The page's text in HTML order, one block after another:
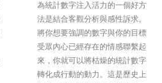
為統計數字注入活力的一個好方
法是結合客觀分析與感性訴求。
將你想要強調的數字與你的目標
受眾內心已經存在的情感聯繫起
來，你就可以將枯燥的統計數字
轉化成行動的動力。這是歷史上